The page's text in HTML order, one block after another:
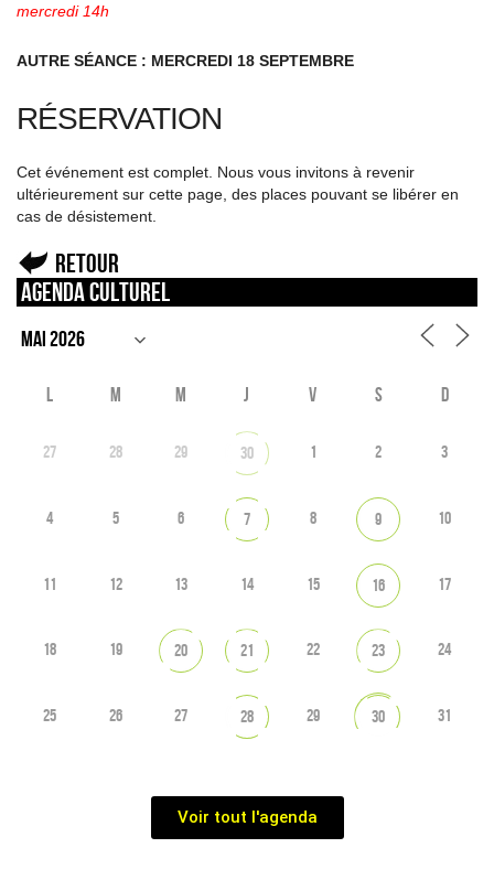
mercredi 14h
AUTRE SÉANCE : MERCREDI 18 SEPTEMBRE
RÉSERVATION
Cet événement est complet. Nous vous invitons à revenir
ultérieurement sur cette page, des places pouvant se libérer en
cas de désistement.
Retour
Agenda culturel
L M M J V S D
27 28 29 30 1 2 3
4 5 6 7 8 9 10
11 12 13 14 15 16 17
18 19 20 21 22 23 24
25 26 27 28 29 30 31
Voir tout l'agenda